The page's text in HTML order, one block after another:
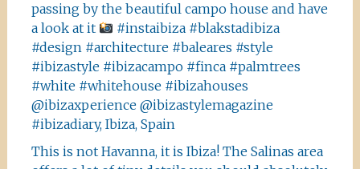
passing by the beautiful campo house and have
a look at it
#instaibiza #blakstadibiza
#design #architecture #baleares #style
#ibizastyle #ibizacampo #finca #palmtrees
#white #whitehouse #ibizahouses
@ibizaxperience @ibizastylemagazine
#ibizadiary, Ibiza, Spain
This is not Havanna, it is Ibiza! The Salinas area